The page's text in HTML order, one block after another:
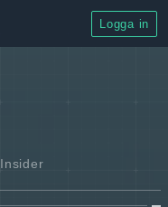
Logga in
Insider